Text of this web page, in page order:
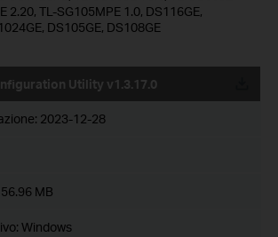
2.20, TL-SG105MPE 1.0, DS116GE,
DS105GE, DS108GE
Utility v1.3.17.0
2023-12-28
56.96 MB
Windows